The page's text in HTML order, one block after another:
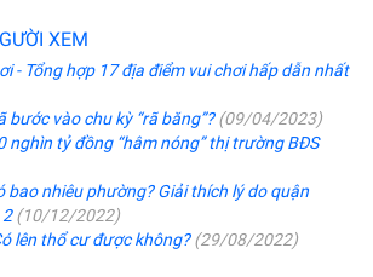
XEM
- Tổng hợp 17 địa điểm vui chơi hấp dẫn nhất
bước vào chu kỳ “rã băng”?(09/04/2023)
nghìn tỷ đồng “hâm nóng” thị trường BĐS
bao nhiêu phường? Giải thích lý do quận
2(10/12/2022)
lên thổ cư được không?(29/08/2022)